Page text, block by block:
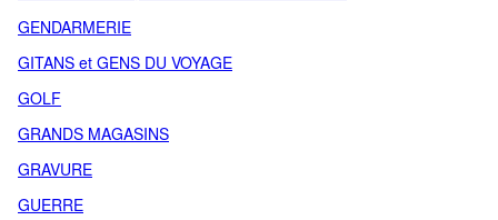
GENDARMERIE
GITANS et GENS DU VOYAGE
GOLF
GRANDS MAGASINS
GRAVURE
GUERRE